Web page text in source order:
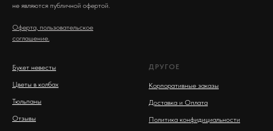
не являются публичной офертой.
Оферта, пользовательское
соглашение.
Букет невесты
Цветы в колбах
Тюльпаны
Отзывы
ДРУГОЕ
Корпоративные заказы
Доставка и Оплата
Политика конфидициальности